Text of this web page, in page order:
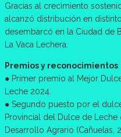
Gracias al crecimiento
alcanzó distribución en
desembarcó en la Ciudad de
La Vaca Lechera.
Premios y reconocimientos
● Primer premio al Mejor
Leche 2024.
● Segundo puesto por el
Provincial del Dulce de
Desarrollo Agrario (Cañuelas,